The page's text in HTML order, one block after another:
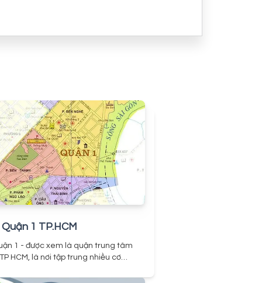
1 TP.HCM
1 - được xem là quận trung tâm
HCM, là nơi tập trung nhiều cơ
nhà cao tầng, trung tâm thương